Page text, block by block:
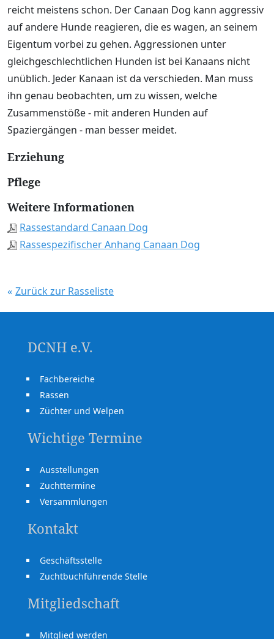
reicht meistens schon. Der Canaan Dog kann aggressiv
auf andere Hunde reagieren, die es wagen, an seinem
Eigentum vorbei zu gehen. Aggressionen unter
gleichgeschlechtlichen Hunden ist bei Kanaans nicht
unüblich. Jeder Kanaan ist da verschieden. Man muss
ihn genau beobachten, um zu wissen, welche
Zusammenstöße - mit anderen Hunden auf
Spaziergängen - man besser meidet.
Erziehung
Pflege
Weitere Informationen
Rassestandard Canaan Dog
Rassespezifischer Anhang Canaan Dog
Zurück zur Rasseliste
DCNH e.V.
Fachbereiche
Rassen
Züchter und Welpen
Wichtige Termine
Ausstellungen
Zuchttermine
Versammlungen
Kontakt
Geschäftsstelle
Zuchtbuchführende Stelle
Mitgliedschaft
Mitglied werden